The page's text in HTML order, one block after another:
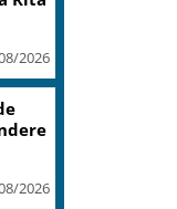
2026
2026